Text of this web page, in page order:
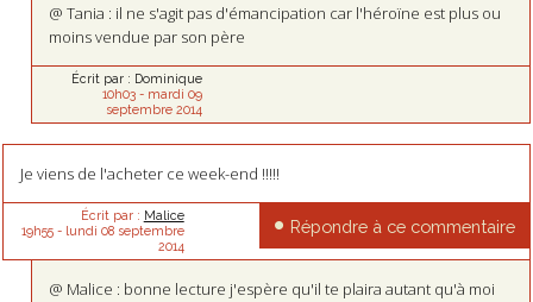
@ Tania : il ne s'agit pas d'émancipation car l'héroïne est plus ou
moins vendue par son père
Écrit par : Dominique
10h03- mardi 09
septembre 2014
Je viens de l'acheter ce week-end !!!!!
Écrit par : Malice
19h55- lundi 08 septembre
2014
Répondre à ce commentaire
@ Malice : bonne lecture j'espère qu'il te plaira autant qu'à moi